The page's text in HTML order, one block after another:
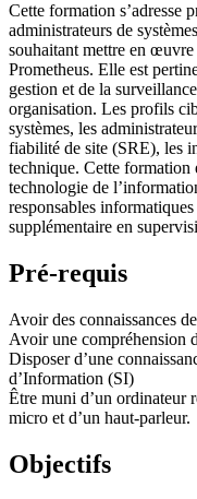
Cette formation s’adresse
administrateurs de
souhaitant mettre en
Prometheus. Elle est
gestion et de la
organisation. Les profils
systèmes, les
fiabilité de site (SRE), les
technique. Cette formation
technologie de
responsables
supplémentaire en
Pré-requis
Avoir des connaissances
Avoir une compréhension
Disposer d’une
d’Information (SI)
Être muni d’un ordinateur
micro et d’un haut-parleur.
Objectifs